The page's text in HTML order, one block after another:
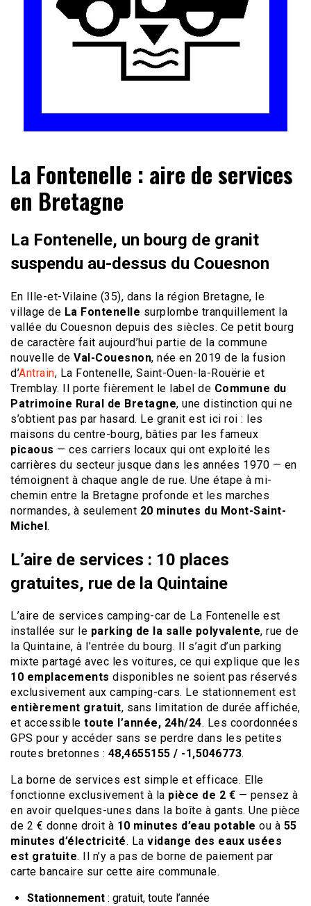
Camping-car Travel
La Fontenelle : aire de services
en Bretagne
La Fontenelle, un bourg de granit
suspendu au-dessus du Couesnon
En Ille-et-Vilaine (35), dans la région Bretagne, le
village de La Fontenelle surplombe tranquillement la
vallée du Couesnon depuis des siècles. Ce petit bourg
de caractère fait aujourd’hui partie de la commune
nouvelle de Val-Couesnon, née en 2019 de la fusion
d’Antrain, La Fontenelle, Saint-Ouen-la-Rouërie et
Tremblay. Il porte fièrement le label de Commune du
Patrimoine Rural de Bretagne, une distinction qui ne
s’obtient pas par hasard. Le granit est ici roi : les
maisons du centre-bourg, bâties par les fameux
picaous — ces carriers locaux qui ont exploité les
carrières du secteur jusque dans les années 1970 — en
témoignent à chaque angle de rue. Une étape à mi-
chemin entre la Bretagne profonde et les marches
normandes, à seulement 20 minutes du Mont-Saint-
Michel.
L’aire de services : 10 places
gratuites, rue de la Quintaine
L’aire de services camping-car de La Fontenelle est
installée sur le parking de la salle polyvalente, rue de
la Quintaine, à l’entrée du bourg. Il s’agit d’un parking
mixte partagé avec les voitures, ce qui explique que les
10 emplacements disponibles ne soient pas réservés
exclusivement aux camping-cars. Le stationnement est
entièrement gratuit, sans limitation de durée affichée,
et accessible toute l’année, 24h/24. Les coordonnées
GPS pour y accéder sans se perdre dans les petites
routes bretonnes : 48,4655155 / -1,5046773.
La borne de services est simple et efficace. Elle
fonctionne exclusivement à la pièce de 2 € — pensez à
en avoir quelques-unes dans la boîte à gants. Une pièce
de 2 € donne droit à 10 minutes d’eau potable ou à 55
minutes d’électricité. La vidange des eaux usées
est gratuite. Il n’y a pas de borne de paiement par
carte bancaire sur cette aire communale.
Stationnement : gratuit, toute l’année